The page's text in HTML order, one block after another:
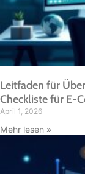
Leitfaden für
Checkliste für E-
April 1, 2026
Mehr lesen »